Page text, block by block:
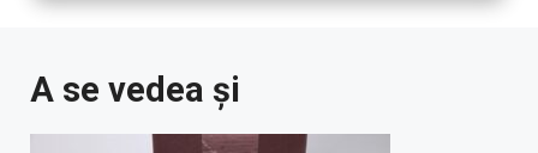
A se vedea și